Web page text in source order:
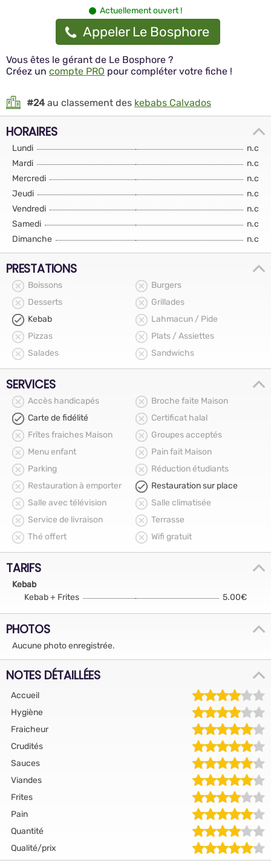
Actuellement ouvert !
Appeler Le Bosphore
Vous êtes le gérant de Le Bosphore ?
Créez un compte PRO pour compléter votre fiche !
#24 au classement des kebabs Calvados
HORAIRES
Lundi
n.c
Mardi
n.c
Mercredi
n.c
Jeudi
n.c
Vendredi
n.c
Samedi
n.c
Dimanche
n.c
PRESTATIONS
Boissons
Burgers
Desserts
Grillades
Kebab
Lahmacun / Pide
Pizzas
Plats / Assiettes
Salades
Sandwichs
SERVICES
Accès handicapés
Broche faite Maison
Carte de fidélité
Certificat halal
Frîtes fraiches Maison
Groupes acceptés
Menu enfant
Pain fait Maison
Parking
Réduction étudiants
Restauration à emporter
Restauration sur place
Salle avec télévision
Salle climatisée
Service de livraison
Terrasse
Thé offert
Wifi gratuit
TARIFS
Kebab
Kebab + Frites
5.00€
PHOTOS
Aucune photo enregistrée.
NOTES DÉTAILLÉES
Accueil
Hygiène
Fraicheur
Crudités
Sauces
Viandes
Frites
Pain
Quantité
Qualité/prix